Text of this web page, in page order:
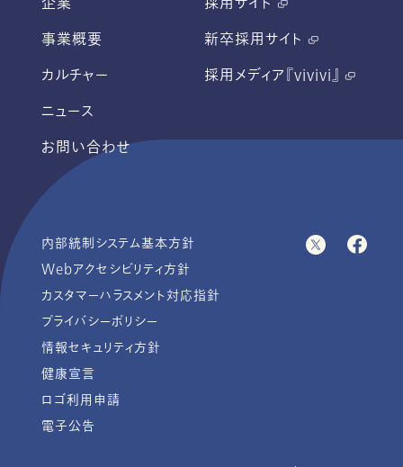
事業概要
カルチャー
ニュース
お問い合わせ
新卒採用サイト
採用メディア『vivivi』
内部統制システム基本方針
Webアクセシビリティ方針
カスタマーハラスメント対応指針
プライバシーポリシー
情報セキュリティ方針
健康宣言
ロゴ利用申請
電子公告